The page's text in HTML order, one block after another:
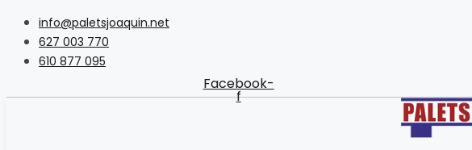
Saltar
contenido
info@paletsjoaquin.net
627 003 770
610 877 095
Facebook-
f